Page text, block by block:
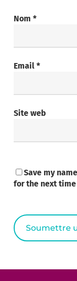
Nom *
Email *
Site web
Save my
for the next